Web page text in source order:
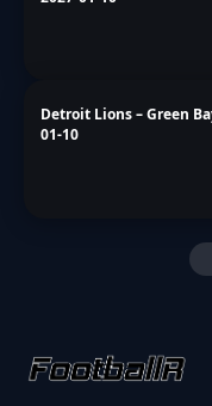
Detroit Lions – Green
01-10